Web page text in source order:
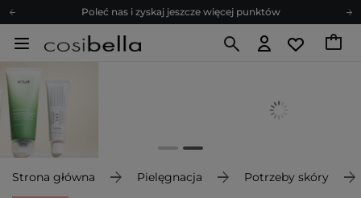
Poleć nas i zyskaj jeszcze więcej punktów
Zapisz się na newsletter pełen porad
Poleć nas i zyskaj jeszcze więcej punktów
Strona główna Pielęgnacja Potrzeby skóry